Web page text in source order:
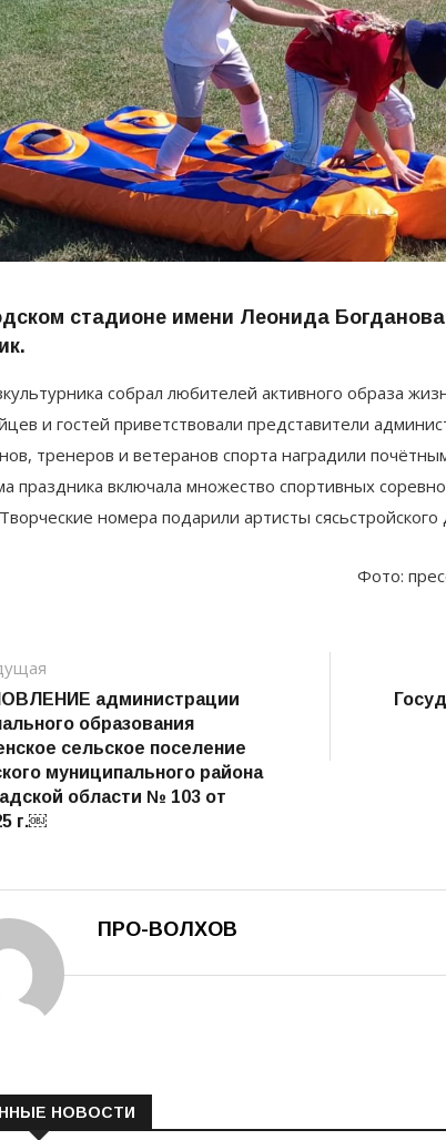
стадионе имени Леонида
собрал любителей активного образа
и гостей приветствовали представители
тренеров и ветеранов спорта наградили
праздника включала множество спортивных
номера подарили артисты
Фото:
администрации
образования
сельское поселение
муниципального района
области № 103 от
г.￼
ПРО-ВОЛХОВ
НОВОСТИ